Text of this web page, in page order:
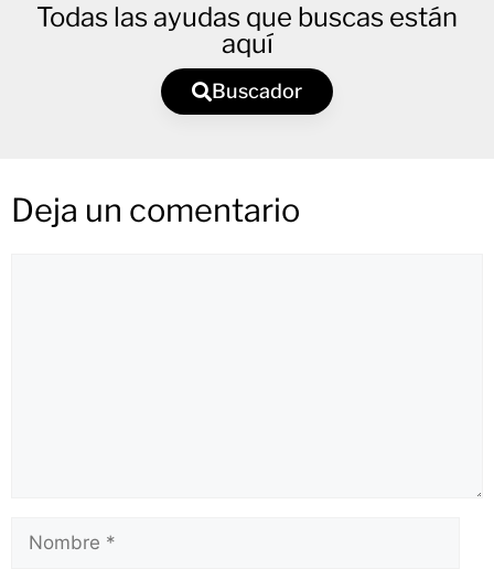
Todas las ayudas que buscas están
aquí
Buscador
Deja un comentario